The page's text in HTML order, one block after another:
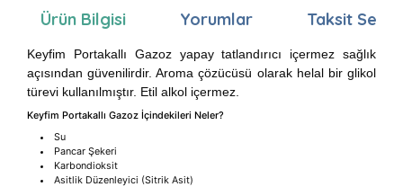
Ürün Bilgisi Yorumlar Taksit
Keyfim Portakallı Gazoz yapay tatlandırıcı içermez sağlık
açısından güvenilirdir. Aroma çözücüsü olarak helal bir glikol
türevi kullanılmıştır. Etil alkol içermez.
Keyfim Portakallı Gazoz İçindekileri Neler?
Su
Pancar Şekeri
Karbondioksit
Asitlik Düzenleyici (Sitrik Asit)